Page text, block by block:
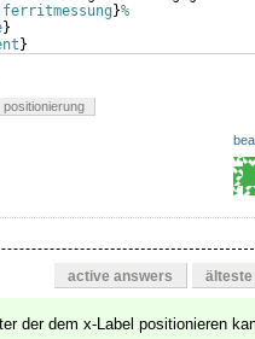
}%
}
}
positionierung
active answers
der dem x-Label positionieren